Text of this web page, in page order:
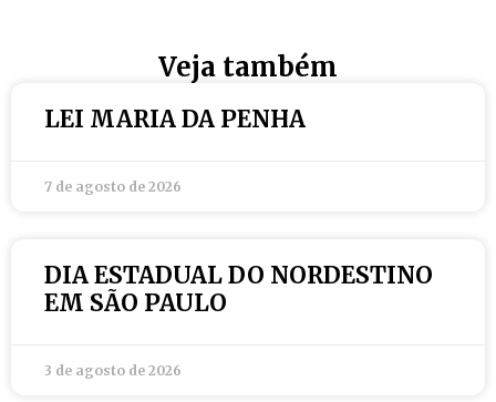
Veja também
LEI MARIA DA PENHA
7 de agosto de 2026
DIA ESTADUAL DO NORDESTINO
EM SÃO PAULO
3 de agosto de 2026